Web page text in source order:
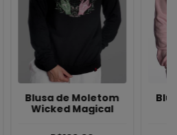
Blusa de Moletom
Wicked Magical